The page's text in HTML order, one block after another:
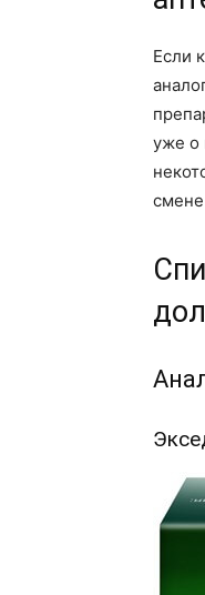
Если
уже о
смене